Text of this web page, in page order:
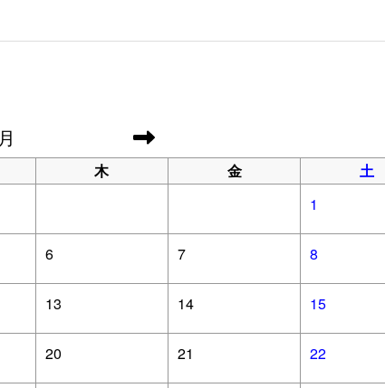
木 金
土
1
6 7 8
13 14 15
20 21 22